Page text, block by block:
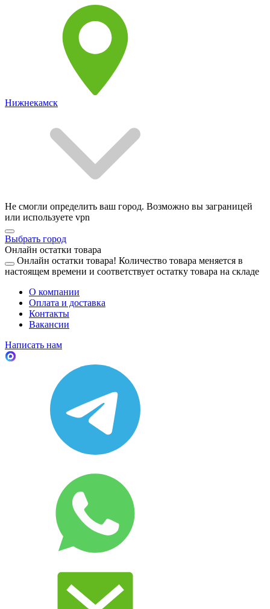
Нижнекамск
Не смогли определить ваш город. Возможно вы заграницей
или используете vpn
Выбрать город
Онлайн остатки товара
Онлайн остатки товара! Количество товара меняется в
настоящем времени и соответствует остатку товара на складе
О компании
Оплата и доставка
Контакты
Вакансии
Написать нам